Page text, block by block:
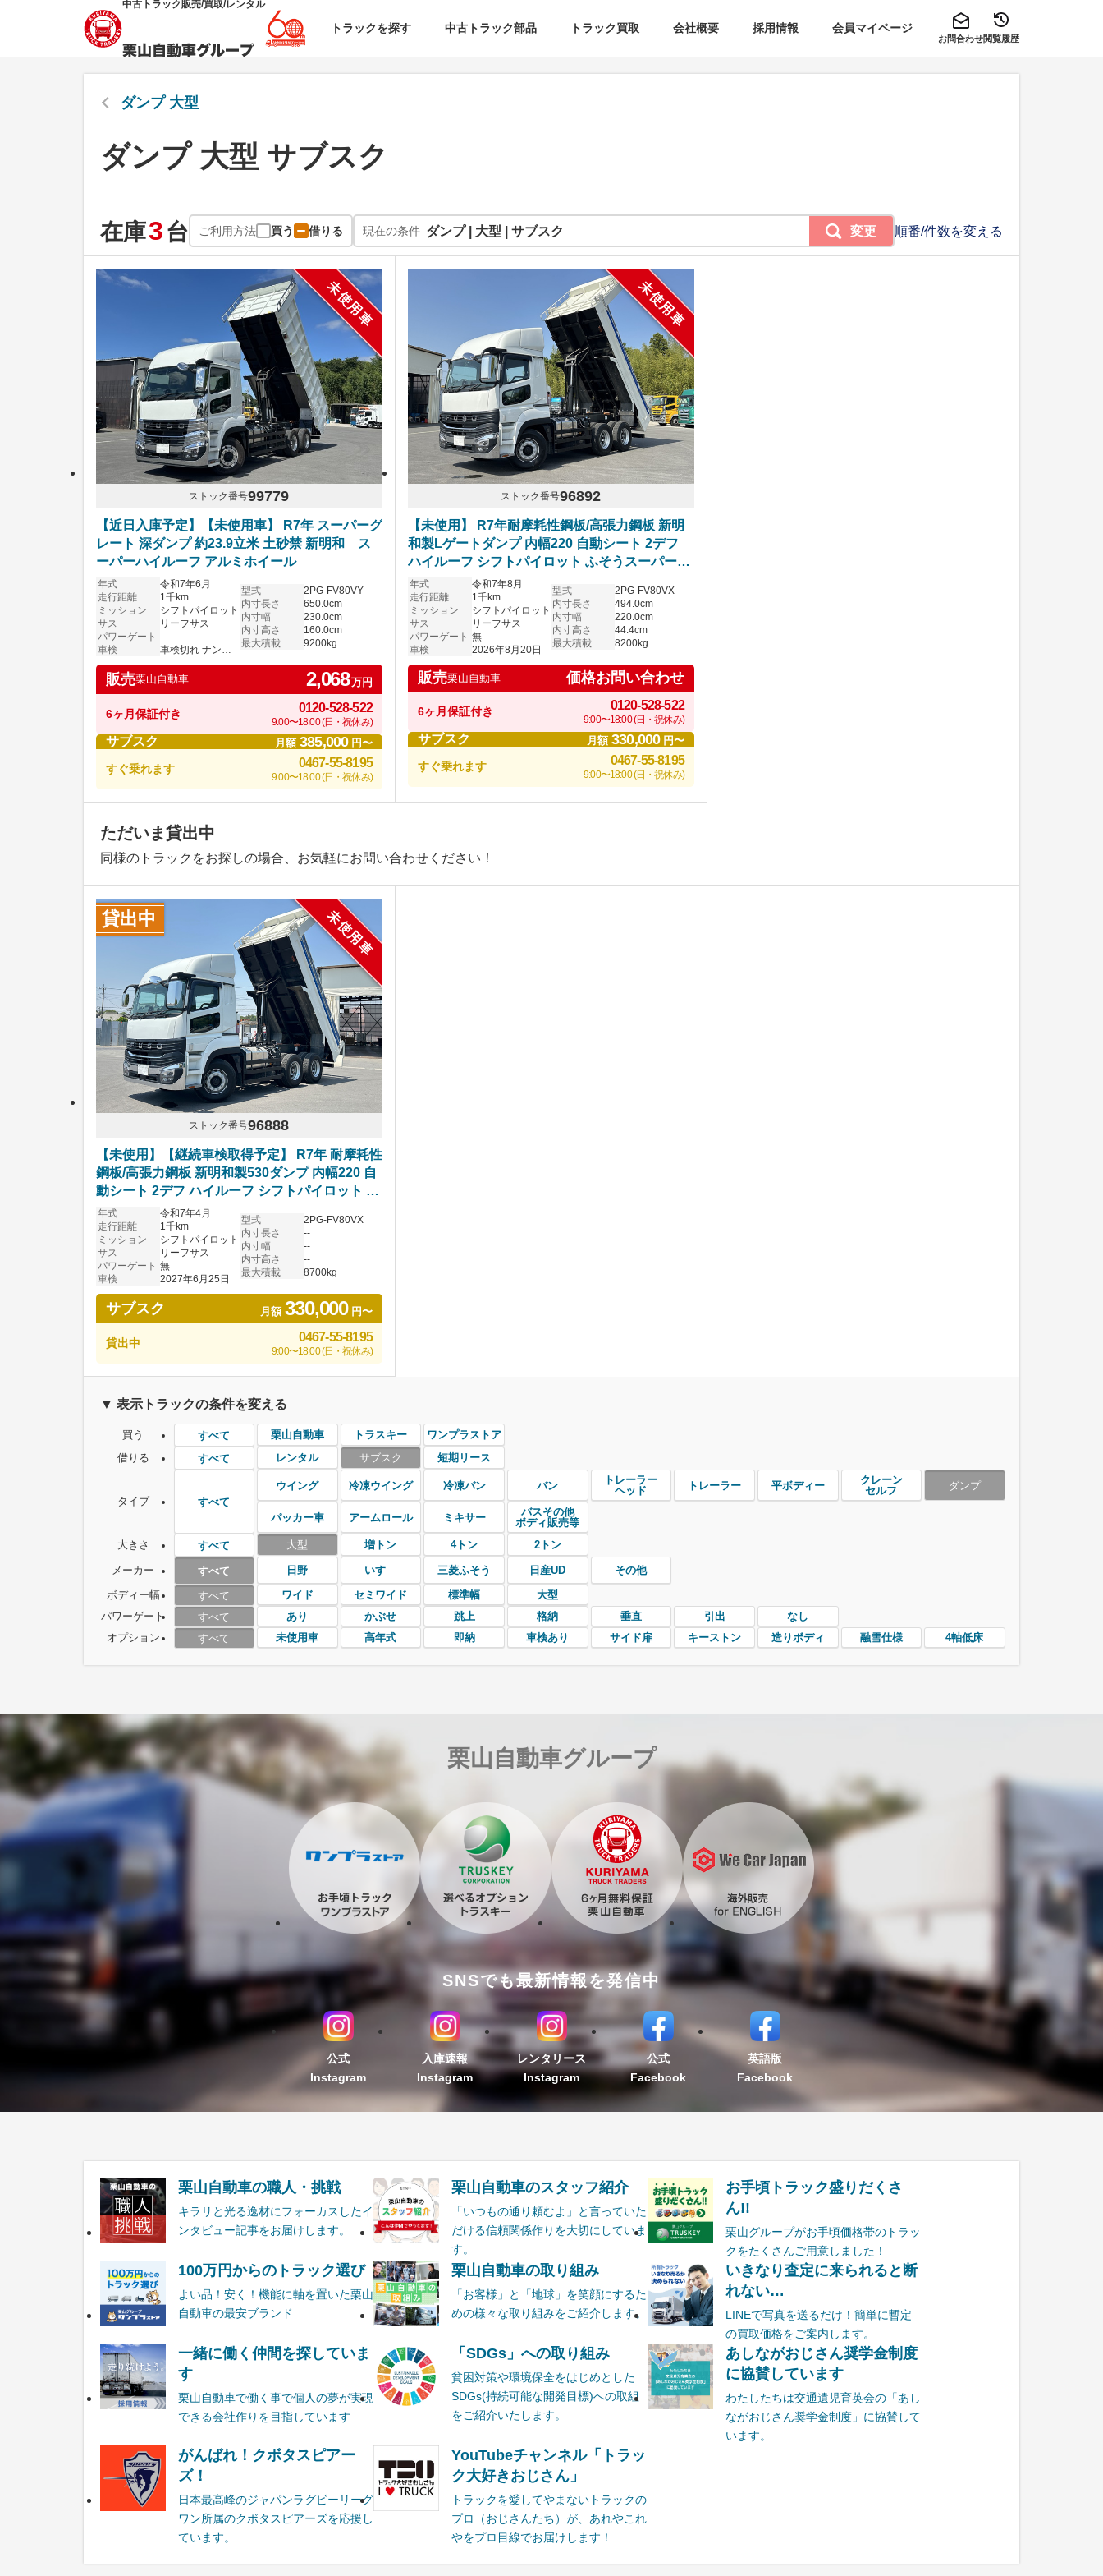
中古トラック販売/買取/レンタル
トラックを探す 中古トラック部品 トラック買取 会社概要 採用情報 会員マイページ
お問合わせ閲覧履歴
ダンプ 大型
ダンプ 大型 サブスク
在庫3台 順番/件数を変える
ご利用方法 買う 借りる 現在の条件 ダンプ | 大型 | サブスク 変更
未使用車
ストック番号99779
【近日入庫予定】【未使用車】 R7年 スーパーグ
レート 深ダンプ 約23.9立米 土砂禁 新明和 ス
ーパーハイルーフ アルミホイール
年式
令和7年6月
走行距離
1千km
ミッション
シフトパイロット
サス
リーフサス
パワーゲート -
車検
型式
2PG-FV80VY
内寸長さ
650.0cm
内寸幅
230.0cm
内寸高さ
160.0cm
最大積載
9200kg
販売栗山自動車 2,068万円
6ヶ月保証付き 0120-528-522
9:00〜18:00 (日・祝休み)
サブスク 月額385,000円〜
すぐ乗れます 0467-55-8195
9:00〜18:00 (日・祝休み)
未使用車
ストック番号96892
【未使用】 R7年耐摩耗性鋼板/高張力鋼板 新明
和製Lゲートダンプ 内幅220 自動シート 2デフ
ハイルーフ シフトパイロット ふそうスーパーグ
レート 車検付き
年式
令和7年8月
走行距離
1千km
ミッション
シフトパイロット
サス
リーフサス
パワーゲート 無
車検
2026年8月20日
型式
2PG-FV80VX
内寸長さ
494.0cm
内寸幅
220.0cm
内寸高さ
44.4cm
最大積載
8200kg
販売栗山自動車 価格お問い合わせ
6ヶ月保証付き 0120-528-522
9:00〜18:00 (日・祝休み)
サブスク 月額330,000円〜
すぐ乗れます 0467-55-8195
9:00〜18:00 (日・祝休み)
ただいま貸出中
同様のトラックをお探しの場合、お気軽にお問い合わせください！
貸出中 未使用車
ストック番号96888
【未使用】【継続車検取得予定】 R7年 耐摩耗性
鋼板/高張力鋼板 新明和製530ダンプ 内幅220 自
動シート 2デフ ハイルーフ シフトパイロット ふ
そうスーパーグレート
年式
令和7年4月
走行距離
1千km
ミッション
シフトパイロット
サス
リーフサス
パワーゲート 無
車検
2027年6月25日
型式
2PG-FV80VX
内寸長さ
--
内寸幅
--
内寸高さ
--
最大積載
8700kg
サブスク 月額330,000円〜
貸出中 0467-55-8195
9:00〜18:00 (日・祝休み)
▼ 表示トラックの条件を変える
買う すべて 栗山自動車 トラスキー
ワンプラストア
借りる
すべて レンタル サブスク 短期リース
タイプ すべて
ウイング 冷凍ウイング 冷凍バン バン
トレーラー
ヘッド
トレーラー 平ボディー
クレーン
セルフ
ダンプ
パッカー車 アームロール ミキサー
バスその他
ボディ販売等
大きさ
すべて 大型 増トン 4トン 2トン
メーカー すべて 日野 いすゞ 三菱ふそう 日産UD
その他
ボディー幅
すべて ワイド セミワイド 標準幅
大型
パワーゲート
すべて あり かぶせ 跳上 格納 垂直 引出
なし
オプション
すべて 未使用車 高年式 即納 車検あり サイド扉 キーストン 造りボディ 融雪仕様 4軸低床
栗山自動車グループ
SNSでも最新情報を発信中
公式
Instagram
入庫速報
Instagram
レンタリース
Instagram
公式
Facebook
英語版
Facebook
栗山自動車の職人・挑戦
キラリと光る逸材にフォーカスしたイ
ンタビュー記事をお届けします。
栗山自動車のスタッフ紹介
「いつもの通り頼むよ」と言っていた
だける信頼関係作りを大切にしていま
す。
お手頃トラック盛りだくさ
ん!!
栗山グループがお手頃価格帯のトラッ
クをたくさんご用意しました！
100万円からのトラック選び
よい品！安く！機能に軸を置いた栗山
自動車の最安ブランド
栗山自動車の取り組み
「お客様」と「地球」を笑顔にするた
めの様々な取り組みをご紹介します。
いきなり査定に来られると断
れない…
LINEで写真を送るだけ！簡単に暫定
の買取価格をご案内します。
一緒に働く仲間を探していま
す
栗山自動車で働く事で個人の夢が実現
できる会社作りを目指しています
「SDGs」への取り組み
貧困対策や環境保全をはじめとした
SDGs(持続可能な開発目標)への取組
をご紹介いたします。
あしながおじさん奨学金制度
に協賛しています
わたしたちは交通遺児育英会の「あし
ながおじさん奨学金制度」に協賛して
います。
がんばれ！クボタスピアー
ズ！
日本最高峰のジャパンラグビーリーグ
ワン所属のクボタスピアーズを応援し
ています。
YouTubeチャンネル「トラッ
ク大好きおじさん」
トラックを愛してやまないトラックの
プロ（おじさんたち）が、あれやこれ
やをプロ目線でお届けします！